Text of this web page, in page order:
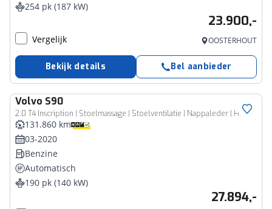
254 pk (187 kW)
23.900,-
Vergelijk OOSTERHOUT
Bekijk details Bel aanbieder
Volvo S90
2.0 T4 Inscription | Stoelmassage | Stoelventilatie | Nappaleder | Head-up Display | BLIS | Cruise Control Adaptief | Schuifdak | DAB | Achteruitrijcamera | Parkeersensoren
131.860 km
03-2020
Benzine
Automatisch
190 pk (140 kW)
27.894,-